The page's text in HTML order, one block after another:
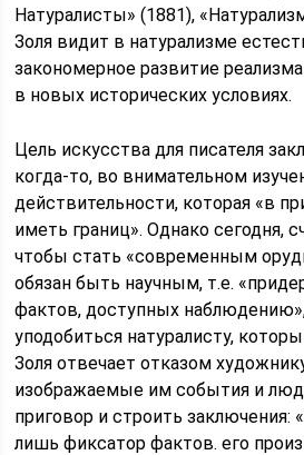
Натуралисты» (1881),
Золя видит в натурализме
закономерное развитие
в новых исторических условиях.
Цель искусства для писателя
когда-то, во внимательном
действительности, которая «в
иметь границ». Однако сегодня,
чтобы стать «современным
обязан быть научным, т.е.
фактов, доступных
уподобиться натуралисту,
Золя отвечает отказом
изображаемые им события и
приговор и строить заключения:
лишь фиксатор фактов. его